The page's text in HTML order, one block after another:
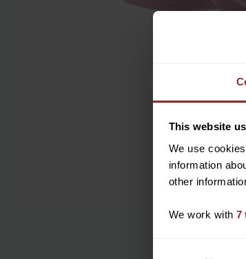
This website
We use
information
other
We work with 7